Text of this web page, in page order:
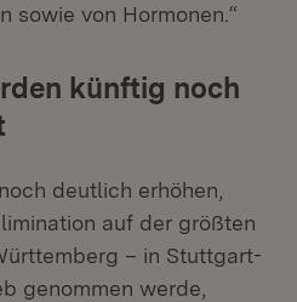
sowie von Hormonen.“
künftig noch
deutlich erhöhen,
auf der größten
– in Stuttgart-
genommen werde,